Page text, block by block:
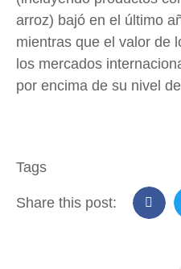
arroz) bajó en el último
mientras que el valor de
los mercados
por encima de su nivel
Tags
Share this post: